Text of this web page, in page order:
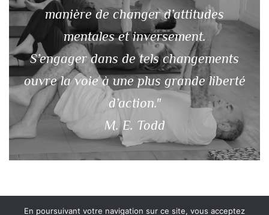
manière de changer d’attitudes
mentales et inversement.
S’engager dans de tels changements
ouvre la voie à une plus grande liberté
d’action."
M. E. Todd
En poursuivant votre navigation sur ce site, vous acceptez